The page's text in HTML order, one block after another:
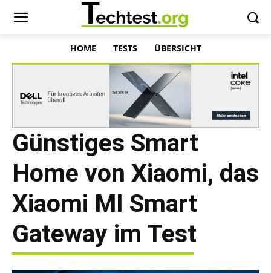
HOME TESTS ÜBERSICHT
Günstiges Smart
Home von Xiaomi, das
Xiaomi MI Smart
Gateway im Test